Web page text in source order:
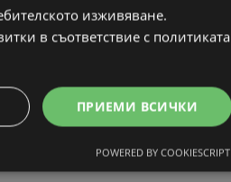
изживяване.
в съответствие с политиката
ПРИЕМИ ВСИЧКИ
POWERED BY COOKIESCRIPT